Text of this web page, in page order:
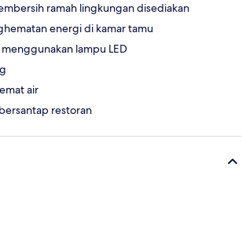
ramah lingkungan disediakan
energi di kamar tamu
lampu LED
air
restoran